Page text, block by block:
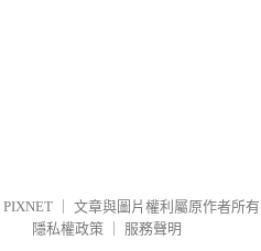
PIXNET
文章與圖片權利屬原作者所有
隱私權政策
服務聲明